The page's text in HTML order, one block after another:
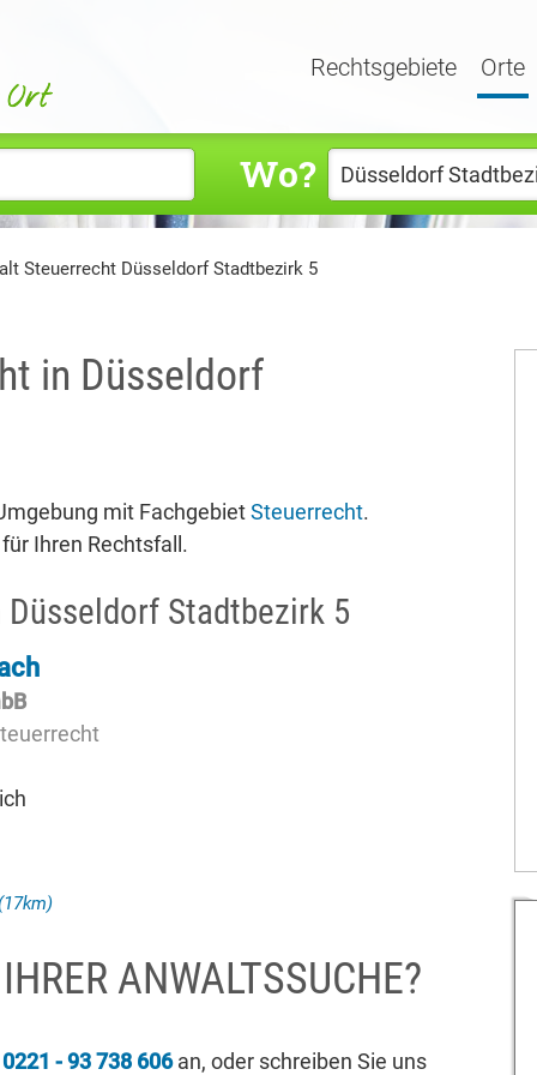
Rechtsgebiete Orte
Wo?
Steuerrecht Düsseldorf Stadtbezirk 5
in Düsseldorf
mit FachgebietSteuerrecht.
Ihren Rechtsfall.
Stadtbezirk 5
ANWALTSSUCHE?
0221 - 93 738 606an, oder schreiben Sie uns